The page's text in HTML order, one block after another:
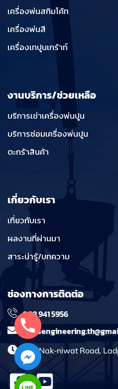
เครื่องพ่นสกิมโค้ท
เครื่องพ่นสี
เครื่องเทปูนเกร้าท์
งานบริการ/ช่วยเหลือ
บริการเช่าเครื่องพ่นปูน
บริการซ่อมเครื่องพ่นปูน
ตะกร้าสินค้า
เกี่ยวกับเรา
เกี่ยวกับเรา
ผลงานที่ผ่านมา
สาระน่ารู้/บทความ
ช่องทางการติดต่อ
098 941 5956
241 Nak-niwat Road,